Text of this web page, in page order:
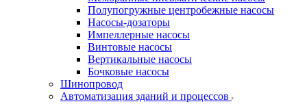
Полупогружные центробежные насосы
Насосы-дозаторы
Импеллерные насосы
Винтовые насосы
Вертикальные насосы
Бочковые насосы
Шинопровод
Автоматизация зданий и процессов